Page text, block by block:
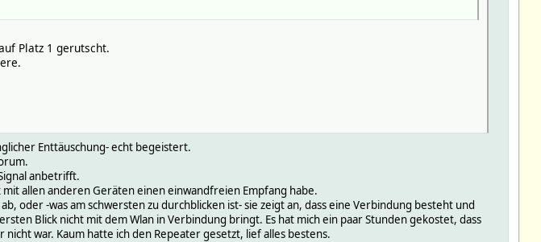
Platz 1 gerutscht.
Enttäuschung- echt begeistert.
anbetrifft.
allen anderen Geräten einen einwandfreien Empfang habe.
oder -was am schwersten zu durchblicken ist- sie zeigt an, dass eine Verbindung besteht und
Blick nicht mit dem Wlan in Verbindung bringt. Es hat mich ein paar Stunden gekostet, dass
nicht war. Kaum hatte ich den Repeater gesetzt, lief alles bestens.